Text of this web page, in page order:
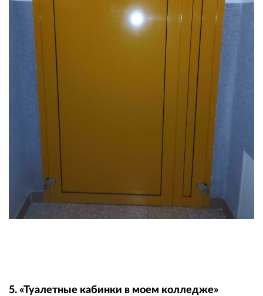
5. «Туалетные кабинки в моем колледже»